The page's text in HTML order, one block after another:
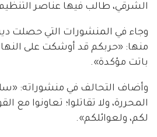
الشرقي، طالب فيها عناصر
منها: «حربكم قد أوشكت على
باتت مؤكدة».
وأضاف التحالف في منشوراته:
المحررة، ولا تقاتلوا؛ تعاونوا مع
لكم، ولعوائلكم».